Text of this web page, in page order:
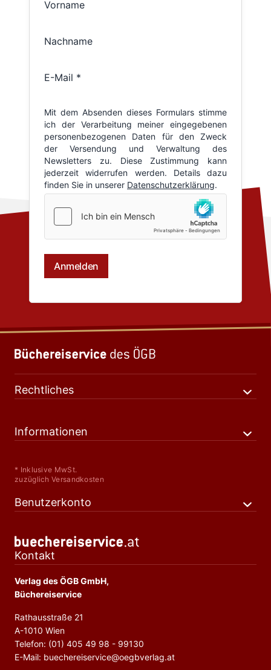
Rechtliches
Informationen
* Inklusive MwSt.
zuzüglich Versandkosten
Benutzerkonto
Kontakt
Verlag des ÖGB GmbH,
Büchereiservice
Rathausstraße 21
A-1010 Wien
Telefon: (01) 405 49 98 - 99130
E-Mail: buechereiservice@oegbverlag.at